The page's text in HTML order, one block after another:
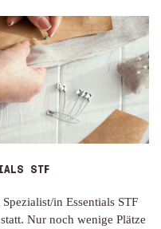
STF
in Essentials STF
Nur noch wenige Plätze